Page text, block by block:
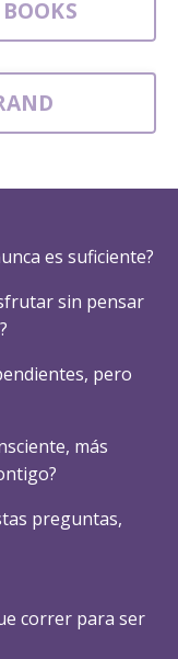
es suficiente?
sin pensar
pero
más
preguntas,
correr para ser